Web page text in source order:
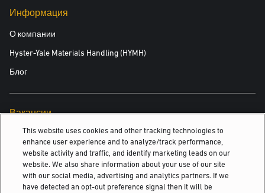
погрузчик снабжается сертификатом PUWER и/или LOLER
страны);
в комплект документации на погрузчик включают
в комплект документации на погрузчик включен оригинал
согласно условиям соглашения об обслуживании с местным
дилером Yale;
Информация
О компании
Hyster-Yale Materials Handling (HYMH)
Блог
Вакансии
Вакансии
© 2026 Hyster-Yale Materials Handling, Inc., all rights reserved.
This website uses cookies and other tracking technologies to
enhance user experience and to analyze/track performance,
website activity and traffic, and identify marketing leads on our
website. We also share information about your use of our site
with our social media, advertising and analytics partners. If we
have detected an opt-out preference signal then it will be